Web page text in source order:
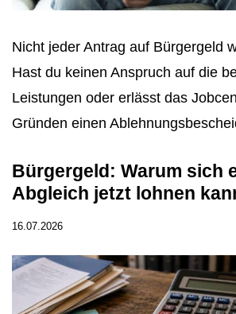
Nicht jeder Antrag auf Bürgergeld
Hast du keinen Anspruch auf die
Leistungen oder erlässt das
Gründen einen
Bürgergeld: Warum sich
Abgleich jetzt lohnen
16.07.2026